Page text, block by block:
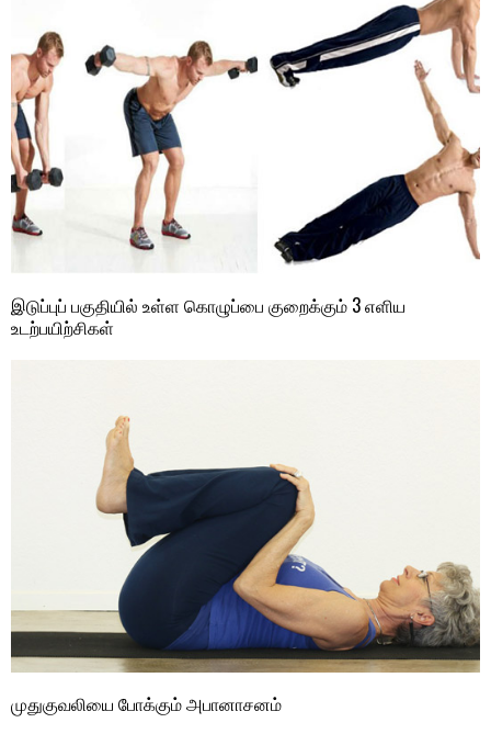
இடுப்புப் பகுதியில் உள்ள கொழுப்பை குறைக்கும் 3 எளிய
உடற்பயிற்சிகள்
முதுகுவலியை போக்கும் அபானாசனம்